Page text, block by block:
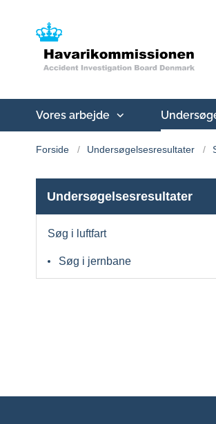
Vores arbejde
Forside Undersøgelsesresultater
Undersøgelsesresultater
Søg i luftfart
Søg i jernbane